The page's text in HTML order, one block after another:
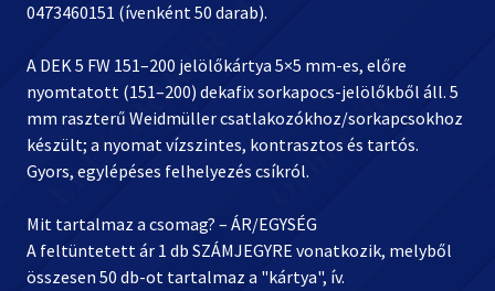
0473460151 (ívenként 50 darab).
A DEK 5 FW 151–200 jelölőkártya 5×5 mm-es, előre
nyomtatott (151–200) dekafix sorkapocs-jelölőkből áll. 5
mm raszterű Weidmüller csatlakozókhoz/sorkapcsokhoz
készült; a nyomat vízszintes, kontrasztos és tartós.
Gyors, egylépéses felhelyezés csíkról.
Mit tartalmaz a csomag? – ÁR/EGYSÉG
A feltüntetett ár 1 db SZÁMJEGYRE vonatkozik, melyből
összesen 50 db-ot tartalmaz a "kártya", ív.